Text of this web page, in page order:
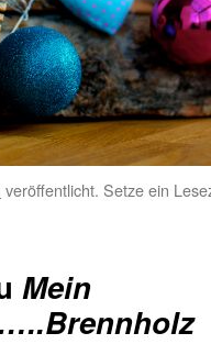
veröffentlicht. Setze ein
Mein